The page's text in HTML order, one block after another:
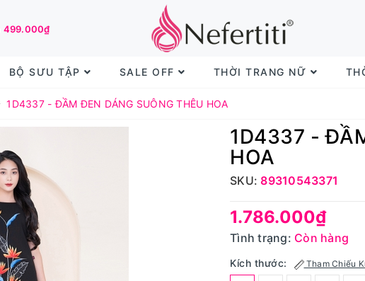
499.000₫
BỘ SƯU TẬP SALE OFF THỜI TRANG NỮ
1D4337 - ĐẦM ĐEN DÁNG SUÔNG THÊU HOA
1D4337 -
HOA
SKU:89310543371
1.786.000₫
Tình trạng: Còn hàng
Kích thước: Tham Chiếu